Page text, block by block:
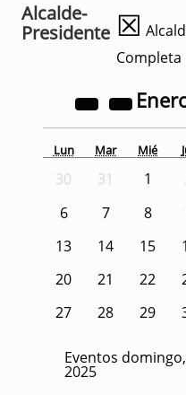
Alcalde-
Presidente ☒
Completa
Lun Mar Mié
30 31 1
6
7 8
13
14 15
20
21 22
27
28 29
Eventos
2025